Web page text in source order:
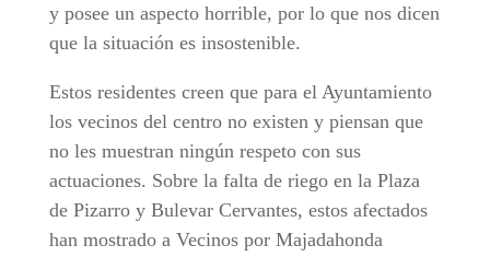
y posee un aspecto horrible, por lo que nos dicen
que la situación es insostenible.
Estos residentes creen que para el Ayuntamiento
los vecinos del centro no existen y piensan que
no les muestran ningún respeto con sus
actuaciones. Sobre la falta de riego en la Plaza
de Pizarro y Bulevar Cervantes, estos afectados
han mostrado a Vecinos por Majadahonda